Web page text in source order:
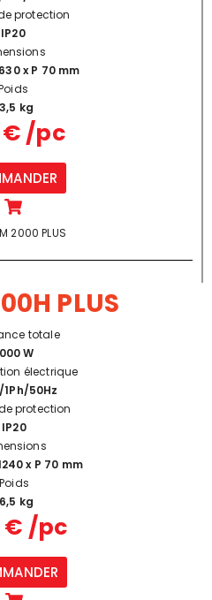
protection
IP20
x P 70 mm
kg
€ /pc
2000 PLUS
PLUS
totale
W
électrique
50Hz
protection
IP20
x P 70 mm
Poids
kg
€ /pc